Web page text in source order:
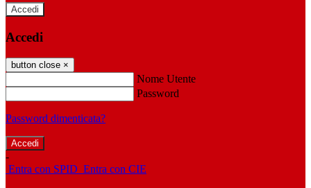
Accedi
Accedi
button close ×
Nome Utente
Password
Password dimenticata?
-
Entra con SPID Entra con CIE